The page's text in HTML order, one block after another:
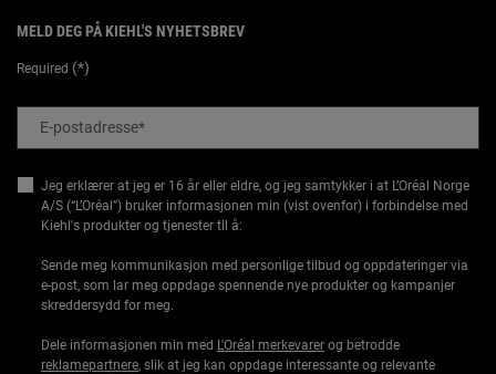
MELD DEG PÅ KIEHL'S NYHETSBREV
Required (*)
E-postadresse*
Jeg erklærer at jeg er 16 år eller eldre, og jeg samtykker i at L’Oréal Norge
A/S (“L’Oréal”) bruker informasjonen min (vist ovenfor) i forbindelse med
Kiehl's produkter og tjenester til å:
Sende meg kommunikasjon med personlige tilbud og oppdateringer via
e-post, som lar meg oppdage spennende nye produkter og kampanjer
skreddersydd for meg.
Dele informasjonen min med L'Oréal merkevarer og betrodde
reklamepartnere, slik at jeg kan oppdage interessante og relevante